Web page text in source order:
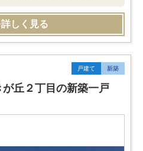
しく見る
戸建て 新築
丘２丁目の新築一戸